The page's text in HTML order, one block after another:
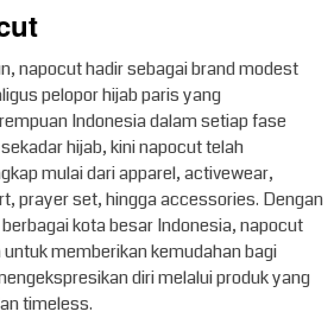
napocut hadir sebagai brand modest
pelopor hijab paris yang
Indonesia dalam setiap fase
hijab, kini napocut telah
mulai dari apparel, activewear,
prayer set, hingga accessories. Dengan
kota besar Indonesia, napocut
memberikan kemudahan bagi
diri melalui produk yang
timeless.